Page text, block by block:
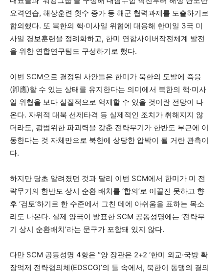
요격연습, 해상훈련 횟수 증가 등 해군 협력과제를 도출하기로
합의했다. 또 북한의 핵·미사일 위협에 대응해 한미일 3국 미
사일 경보훈련을 정례화하고, 한미 연합사이버작전체계 발전
을 위한 연합연구팀도 구성하기로 했다.
이번 SCM으로 결정된 사안들은 한미가 북한의 도발에 즉응
(卽應)할 수 있는 상태를 유지한다는 의미에서 북한의 핵·미사
일 위협을 보다 실질적으로 억제할 수 있을 것이란 전망이 나
온다. 자위적 대북 선제타격 등 실제적인 조치가 취해지지 않
더라도, 광범위한 파괴력을 갖춘 전략무기가 한반도 부근에 이
동한다는 것 자체만으로 북한에 상당한 압박이 될 거란 관측이
다.
하지만 당초 알려졌던 것과 달리 이번 SCM에서 한미가 미 전
략무기의 한반도 상시 순환 배치를 ‘합의’로 이끌진 못하고 향
후 ‘검토’하기로 한 수준에서 그친 데에 아쉬움을 표하는 목소
리도 나온다. 실제 양국이 발표한 SCM 공동성명에는 ‘전략무
기 상시 순환배치’라는 문구가 포함돼 있지 않다.
다만 SCM 공동성명 4항은 “양 장관은 2+2 ‘한미 외교·국방 확
장억제 전략협의체(EDSCG)’의 틀 속에서, 북한이 동맹의 결의